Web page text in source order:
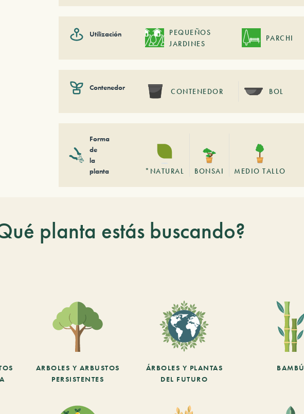
Utilización
PEQUEÑOS
JARDINES
PARCHI
Contenedor CONTENEDOR BOL
Forma
de
la
planta
*NATURAL BONSAI MEDIO TALLO
planta estás buscando?
ARBOLES Y ARBUSTOS
PERSISTENTES
ÁRBOLES Y PLANTAS
DEL FUTURO
BAMBÚ